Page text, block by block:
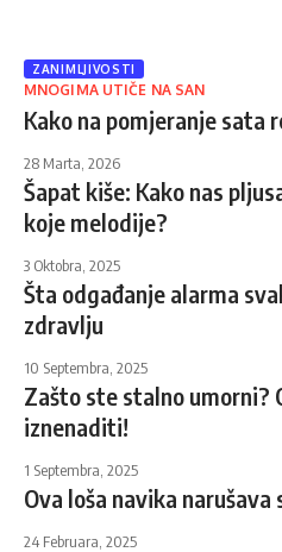
ZANIMLJIVOSTI
MNOGIMA UTIČE NA SAN
Kako na pomjeranje sata
28 Marta, 2026
Šapat kiše: Kako nas
koje melodije?
3 Oktobra, 2025
Šta odgađanje alarma
zdravlju
10 Septembra, 2025
Zašto ste stalno umorni?
iznenaditi!
1 Septembra, 2025
Ova loša navika
24 Februara, 2025